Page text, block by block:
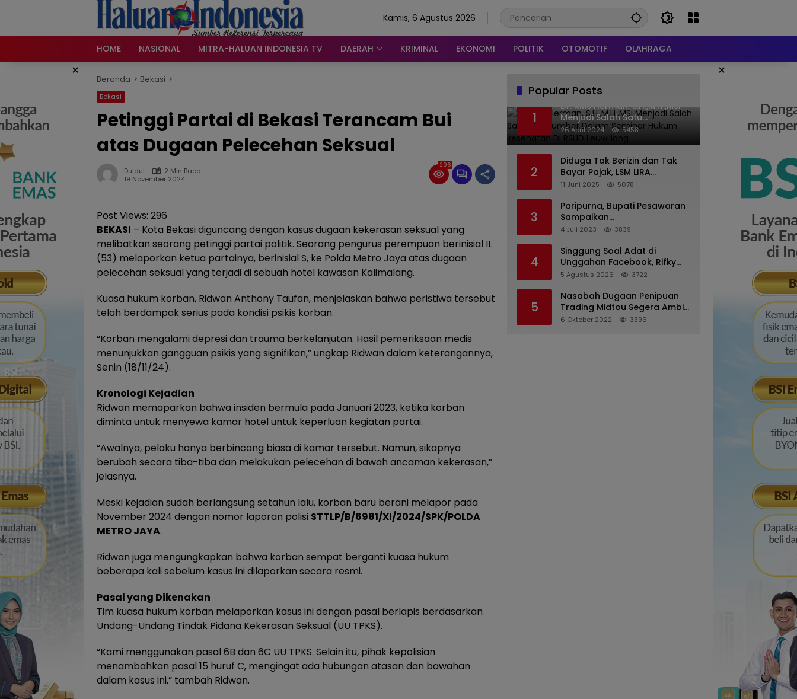
Kamis, 6 Agustus 2026
HOME NASIONAL MITRA-HALUAN INDONESIA TV DAERAH KRIMINAL EKONOMI POLITIK OTOMOTIF OLAHRAGA
× ×
Beranda Bekasi
Bekasi
Petinggi Partai di Bekasi Terancam Bui
atas Dugaan Pelecehan Seksual
Duldul
2 Min Baca
19 November 2024
296
Post Views: 296
BEKASI – Kota Bekasi diguncang dengan kasus dugaan kekerasan seksual yang
melibatkan seorang petinggi partai politik. Seorang pengurus perempuan berinisial IL
(53) melaporkan ketua partainya, berinisial S, ke Polda Metro Jaya atas dugaan
pelecehan seksual yang terjadi di sebuah hotel kawasan Kalimalang.
Kuasa hukum korban, Ridwan Anthony Taufan, menjelaskan bahwa peristiwa tersebut
telah berdampak serius pada kondisi psikis korban.
“Korban mengalami depresi dan trauma berkelanjutan. Hasil pemeriksaan medis
menunjukkan gangguan psikis yang signifikan,” ungkap Ridwan dalam keterangannya,
Senin (18/11/24).
Kronologi Kejadian
Ridwan memaparkan bahwa insiden bermula pada Januari 2023, ketika korban
diminta untuk menyewa kamar hotel untuk keperluan kegiatan partai.
“Awalnya, pelaku hanya berbincang biasa di kamar tersebut. Namun, sikapnya
berubah secara tiba-tiba dan melakukan pelecehan di bawah ancaman kekerasan,”
jelasnya.
Meski kejadian sudah berlangsung setahun lalu, korban baru berani melapor pada
November 2024 dengan nomor laporan polisi STTLP/B/6981/XI/2024/SPK/POLDA
METRO JAYA.
Ridwan juga mengungkapkan bahwa korban sempat berganti kuasa hukum
beberapa kali sebelum kasus ini dilaporkan secara resmi.
Pasal yang Dikenakan
Tim kuasa hukum korban melaporkan kasus ini dengan pasal berlapis berdasarkan
Undang-Undang Tindak Pidana Kekerasan Seksual (UU TPKS).
“Kami menggunakan pasal 6B dan 6C UU TPKS. Selain itu, pihak kepolisian
menambahkan pasal 15 huruf C, mengingat ada hubungan atasan dan bawahan
dalam kasus ini,” tambah Ridwan.
Popular Posts
1
Dr. KMS Herman, S.H.,M.H.,MSi
Menjadi Salah Satu
Narasumber Dalam Seminar
Hukum kesehatan Di RSUD
26 April 2024 5458
2
Diduga Tak Berizin dan Tak
Bayar Pajak, LSM LIRA
Laporkan Santerra de
Batu
11 Juni 2025 5078
3
Paripurna, Bupati Pesawaran
Sampaikan
Pertanggungjawaban
4 Juli 2023 3839
4
Singgung Soal Adat di
Unggahan Facebook, Rifky
Desriana Minta Maaf ke PDA
5 Agustus 2026 3722
5
Nasabah Dugaan Penipuan
Trading Midtou Segera Ambil
Langkah Hukum
6 Oktober 2022 3396